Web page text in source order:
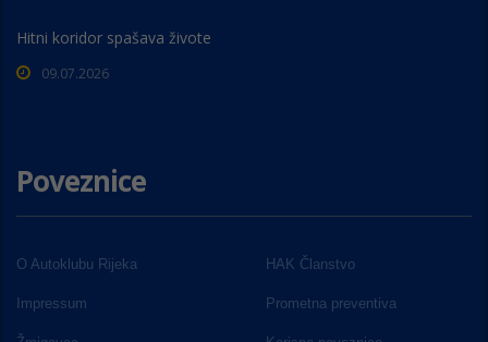
Hitni koridor spašava živote
09.07.2026
Poveznice
O Autoklubu Rijeka HAK Članstvo
Impressum Prometna preventiva